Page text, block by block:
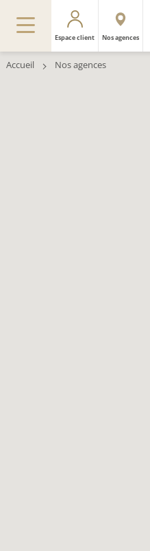
Espace client Nos agences
Accueil Nos agences